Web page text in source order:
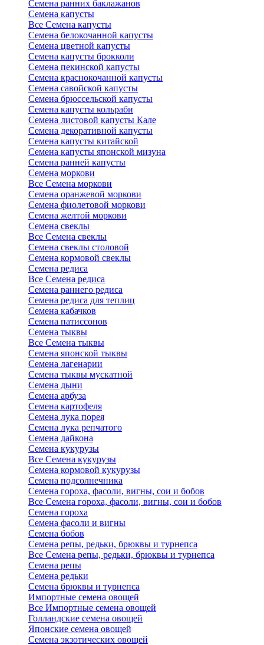
Семена ранних баклажанов
Семена капусты
Все Семена капусты
Семена белокочанной капусты
Семена цветной капусты
Семена капусты брокколи
Семена пекинской капусты
Семена краснокочанной капусты
Семена савойской капусты
Семена брюссельской капусты
Семена капусты кольраби
Семена листовой капусты Кале
Семена декоративной капусты
Семена капусты китайской
Семена капусты японской мизуна
Семена ранней капусты
Семена моркови
Все Семена моркови
Семена оранжевой моркови
Семена фиолетовой моркови
Семена желтой моркови
Семена свеклы
Все Семена свеклы
Семена свеклы столовой
Семена кормовой свеклы
Семена редиса
Все Семена редиса
Семена раннего редиса
Семена редиса для теплиц
Семена кабачков
Семена патиссонов
Семена тыквы
Все Семена тыквы
Семена японской тыквы
Семена лагенарии
Семена тыквы мускатной
Семена дыни
Семена арбуза
Семена картофеля
Семена лука порея
Семена лука репчатого
Семена дайкона
Семена кукурузы
Все Семена кукурузы
Семена кормовой кукурузы
Семена подсолнечника
Семена гороха, фасоли, вигны, сои и бобов
Все Семена гороха, фасоли, вигны, сои и бобов
Семена гороха
Семена фасоли и вигны
Семена бобов
Семена репы, редьки, брюквы и турнепса
Все Семена репы, редьки, брюквы и турнепса
Семена репы
Семена редьки
Семена брюквы и турнепса
Импортные семена овощей
Все Импортные семена овощей
Голландские семена овощей
Японские семена овощей
Семена экзотических овощей